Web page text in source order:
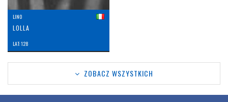
LINO
LOLLA
LAT: 128
ZOBACZ WSZYSTKICH